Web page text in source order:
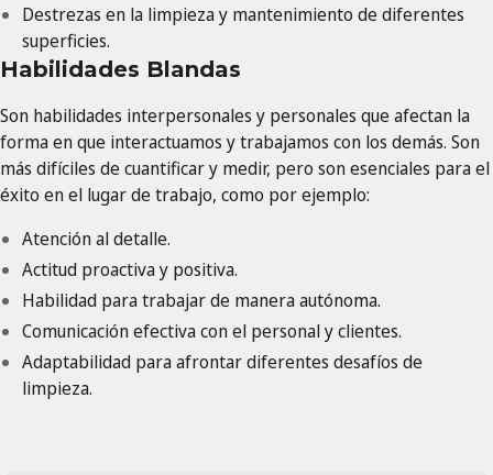
Destrezas en la limpieza y mantenimiento de diferentes
superficies.
Habilidades Blandas
Son habilidades interpersonales y personales que afectan la
forma en que interactuamos y trabajamos con los demás. Son
más difíciles de cuantificar y medir, pero son esenciales para el
éxito en el lugar de trabajo, como por ejemplo:
Atención al detalle.
Actitud proactiva y positiva.
Habilidad para trabajar de manera autónoma.
Comunicación efectiva con el personal y clientes.
Adaptabilidad para afrontar diferentes desafíos de
limpieza.